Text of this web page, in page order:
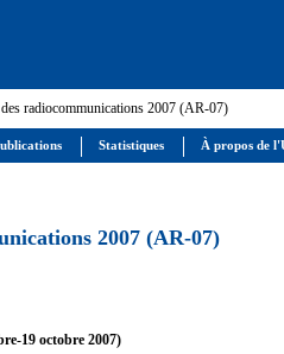
radiocommunications 2007 (AR-07)
2007 (AR-07)
19 octobre 2007)
Statistiques À propos de